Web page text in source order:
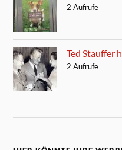
2 Aufrufe
Ted Stauffer
2 Aufrufe